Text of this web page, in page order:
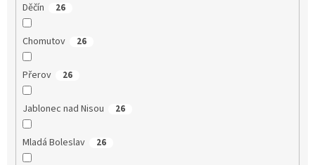
Děčín 26
Chomutov 26
Přerov 26
Jablonec nad Nisou 26
Mladá Boleslav 26